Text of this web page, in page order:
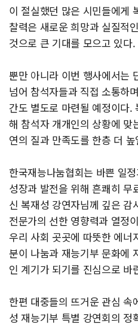
이 절실했던 많은 시민들에게
찰력은 새로운 희망과 실질적
것으로 큰 기대를 모으고 있다.
뿐만 아니라 이번 행사에서는
넘어 참석자들과 직접 소통하
간도 별도로 마련될 예정이다.
해 참석자 개개인의 상황에 맞
연의 질과 만족도를 한층 더
한국재능나눔협회는 바쁜 일
성장과 발전을 위해 흔쾌히 무
신 복재성 강연자님께 깊은 감
전문가의 선한 영향력과 열정
우리 사회 곳곳에 따뜻한 에너
분이 나눔과 재능기부 문화에
인 계기가 되기를 진심으로 바
한편 대중들의 뜨거운 관심 속
성 재능기부 특별 강연회의 정